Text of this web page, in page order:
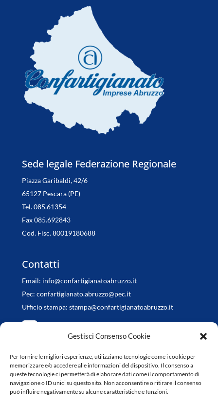
Gestisci Consenso Cookie
Per fornire le migliori esperienze, utilizziamo tecnologie come i cookie per
memorizzare e/o accedere alle informazioni del dispositivo. Il consenso a
queste tecnologie ci permetterà di elaborare dati come il comportamento di
navigazione o ID unici su questo sito. Non acconsentire o ritirare il consenso
può influire negativamente su alcune caratteristiche e funzioni.
Sede legale Federazione Regionale
Piazza Garibaldi, 42/6
65127 Pescara (PE)
Tel. 085.61354
Fax 085.692843
Cod. Fisc. 80019180688
Contatti
Email: info@confartigianatoabruzzo.it
Pec: confartigianato.abruzzo@pec.it
Ufficio stampa: stampa@confartigianatoabruzzo.it
Orari di apertura
da Lunedì a Venerdì
8.30-13.00 / 14.30-18.00